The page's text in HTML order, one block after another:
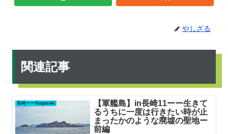
やしざる
関連記事
長崎ーーNagasaki
【軍艦島】in長崎11ーー生きて
るうちに一度は行きたい時が止
まったかのような廃墟の聖地ー
前編